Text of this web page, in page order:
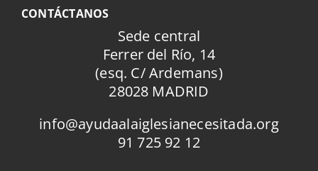
CONTÁCTANOS
Sede central
Ferrer del Río, 14
(esq. C/ Ardemans)
28028 MADRID
info@ayudaalaiglesianecesitada.org
91 725 92 12